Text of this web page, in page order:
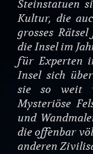
Steinstatuen
Kultur, die
grosses
die Insel im
für Experten
Insel sich
sie so weit
Mysteriöse
und
die offenbar
anderen